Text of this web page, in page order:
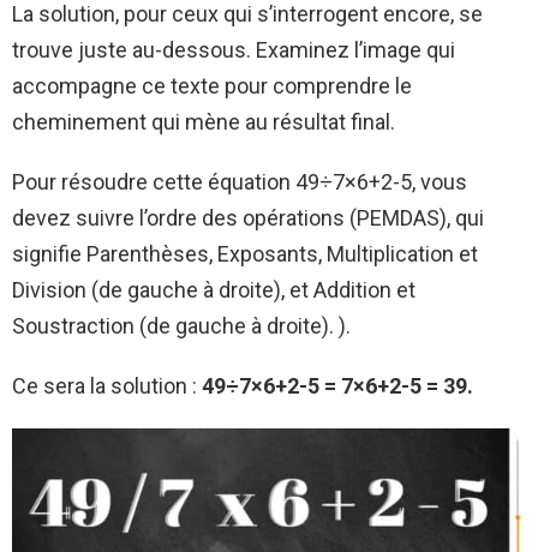
La solution, pour ceux qui s’interrogent encore, se
trouve juste au-dessous. Examinez l’image qui
accompagne ce texte pour comprendre le
cheminement qui mène au résultat final.
Pour résoudre cette équation 49÷7×6+2-5, vous
devez suivre l’ordre des opérations (PEMDAS), qui
signifie Parenthèses, Exposants, Multiplication et
Division (de gauche à droite), et Addition et
Soustraction (de gauche à droite). ).
Ce sera la solution : 49÷7×6+2-5 = 7×6+2-5 = 39.